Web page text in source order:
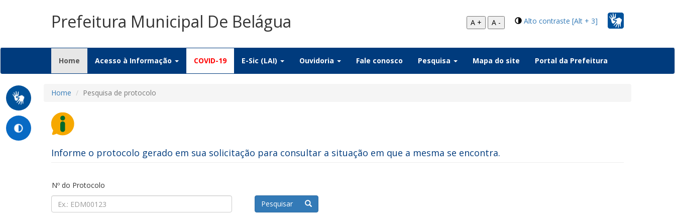
Prefeitura Municipal De Belágua Alto contraste [Alt + 3]
A + A -
Home (current)
Acesso à Informação COVID-19 E-Sic (LAI) Ouvidoria Fale conosco Pesquisa Mapa do site Portal da Prefeitura
Home Pesquisa de protocolo
Informe o protocolo gerado em sua solicitação para consultar a situação em que a mesma se encontra.
Nº do Protocolo
Pesquisar